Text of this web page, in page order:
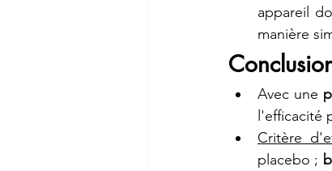
appareil
manière
Avec une
l'efficacité
Critère
placebo ;